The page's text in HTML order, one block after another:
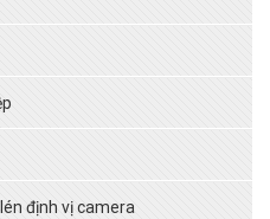
định vị camera